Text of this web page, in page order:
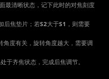
最清晰状态，记下此时的对焦刻度
后焦垫片；若S2大于S1 ，则需要
角度有关，旋转角度越大，需要调
于齐焦状态，完成后焦调节。